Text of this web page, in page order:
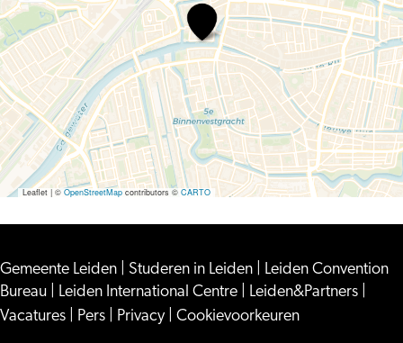
Eten
toen
en
nu
Leaflet|© OpenStreetMapcontributors © CARTO
Gemeente Leiden Studeren in Leiden
Leiden Convention
Bureau
Leiden International Centre Leiden&Partners
Vacatures
Pers Privacy Cookievoorkeuren